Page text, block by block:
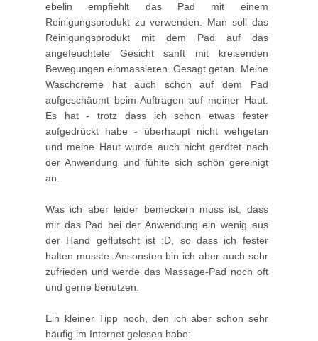
ebelin empfiehlt das Pad mit einem
Reinigungsprodukt zu verwenden. Man soll das
Reinigungsprodukt mit dem Pad auf das
angefeuchtete Gesicht sanft mit kreisenden
Bewegungen einmassieren. Gesagt getan. Meine
Waschcreme hat auch schön auf dem Pad
aufgeschäumt beim Auftragen auf meiner Haut.
Es hat - trotz dass ich schon etwas fester
aufgedrückt habe - überhaupt nicht wehgetan
und meine Haut wurde auch nicht gerötet nach
der Anwendung und fühlte sich schön gereinigt
an.
Was ich aber leider bemeckern muss ist, dass
mir das Pad bei der Anwendung ein wenig aus
der Hand geflutscht ist :D, so dass ich fester
halten musste. Ansonsten bin ich aber auch sehr
zufrieden und werde das Massage-Pad noch oft
und gerne benutzen.
Ein kleiner Tipp noch, den ich aber schon sehr
häufig im Internet gelesen habe: